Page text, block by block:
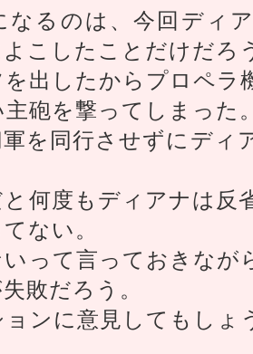
なるのは、今回ディ
こしたことだけだろ
出したからプロペラ
砲を撃ってしまった
を同行させずにディ
何度もディアナは反
ない。
って言っておきなが
敗だろう。
ンに意見してもしょ